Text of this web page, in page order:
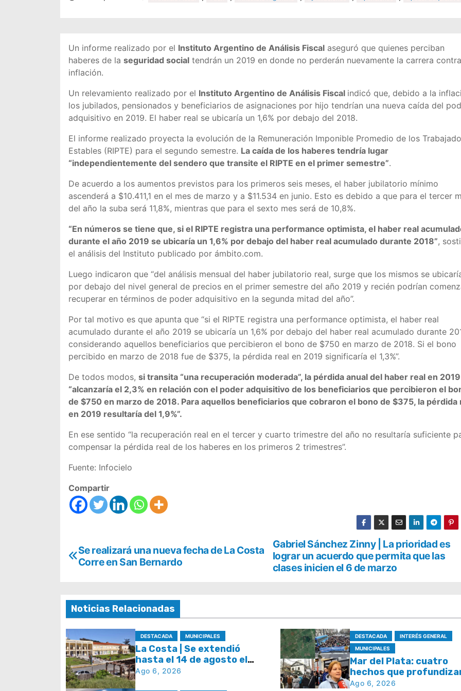
Un informe realizado por el Instituto Argentino de Análisis Fiscal aseguró que quienes perciban
haberes de la seguridad social tendrán un 2019 en donde no perderán nuevamente la carrera
inflación.
Un relevamiento realizado por el Instituto Argentino de Análisis Fiscal indicó que, debido a la
los jubilados, pensionados y beneficiarios de asignaciones por hijo tendrían una nueva caída del
adquisitivo en 2019. El haber real se ubicaría un 1,6% por debajo del 2018.
El informe realizado proyecta la evolución de la Remuneración Imponible Promedio de los
Estables (RIPTE) para el segundo semestre. La caída de los haberes tendría lugar
“independientemente del sendero que transite el RIPTE en el primer semestre”.
De acuerdo a los aumentos previstos para los primeros seis meses, el haber jubilatorio mínimo
ascenderá a $10.411,1 en el mes de marzo y a $11.534 en junio. Esto es debido a que para el tercer
del año la suba será 11,8%, mientras que para el sexto mes será de 10,8%.
“En números se tiene que, si el RIPTE registra una performance optimista, el haber real
durante el año 2019 se ubicaría un 1,6% por debajo del haber real acumulado durante 2018”,
el análisis del Instituto publicado por ámbito.com.
Luego indicaron que “del análisis mensual del haber jubilatorio real, surge que los mismos se
por debajo del nivel general de precios en el primer semestre del año 2019 y recién podrían
recuperar en términos de poder adquisitivo en la segunda mitad del año”.
Por tal motivo es que apunta que “si el RIPTE registra una performance optimista, el haber real
acumulado durante el año 2019 se ubicaría un 1,6% por debajo del haber real acumulado durante
considerando aquellos beneficiarios que percibieron el bono de $750 en marzo de 2018. Si el bono
percibido en marzo de 2018 fue de $375, la pérdida real en 2019 significaría el 1,3%”.
De todos modos, si transita “una recuperación moderada”, la pérdida anual del haber real en 2019
“alcanzaría el 2,3% en relación con el poder adquisitivo de los beneficiarios que percibieron el
de $750 en marzo de 2018. Para aquellos beneficiarios que cobraron el bono de $375, la pérdida
en 2019 resultaría del 1,9%”.
En ese sentido “la recuperación real en el tercer y cuarto trimestre del año no resultaría suficiente
compensar la pérdida real de los haberes en los primeros 2 trimestres”.
Fuente: Infocielo
Compartir
N
e
g
a
c
i
Gabriel Sánchez Zinny | La prioridad es
lograr un acuerdo que permita que las
clases inicien el 6 de marzo
Se realizará una nueva fecha de La Costa
Corre en San Bernardo
Noticias Relacionadas
DESTACADA MUNICIPALES
La Costa | Se extendió
hasta el 14 de agosto el
plazo para acceder al plan
Ago 6, 2026
DESTACADA
INTERÉS GENERAL
MUNICIPALES
Mar del Plata: cuatro
hechos que
debate por la seguridad
Ago 6, 2026